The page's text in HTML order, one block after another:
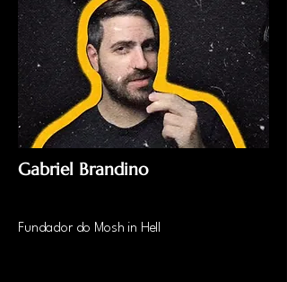
Gabriel Brandino
Fundador do Mosh in Hell